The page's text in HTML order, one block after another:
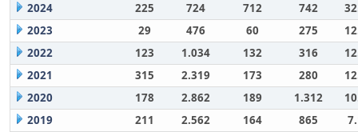
2024
225 724 712 742
2023
29 476 60 275
2022
123 1.034 132 316
2021
315 2.319 173 280
2020
178 2.862 189 1.312
2019
211 2.562 164 865